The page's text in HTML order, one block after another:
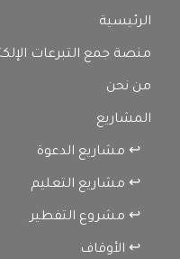
الرئيسية
منصة جمع التبرعات
من نحن
المشاريع
↩ مشاريع الدعوة
↩ مشاريع التعليم
↩ مشروع التفطير
↩ الأوقاف